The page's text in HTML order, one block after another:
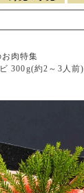
肉特集
300g(約2～3人前)